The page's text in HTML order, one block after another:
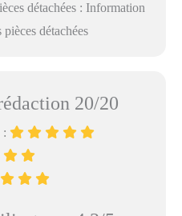
détachées : Information
détachées
20/20
: